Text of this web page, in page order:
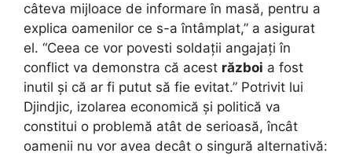
câteva mijloace de informare în masă, pentru a
explica oamenilor ce s-a întâmplat,” a asigurat
el. “Ceea ce vor povesti soldații angajați în
conflict va demonstra că acest război a fost
inutil și că ar fi putut să fie evitat.” Potrivit lui
Djindjic, izolarea economică și politică va
constitui o problemă atât de serioasă, încât
oamenii nu vor avea decât o singură alternativă: